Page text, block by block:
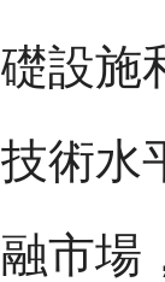
設
術水
市場